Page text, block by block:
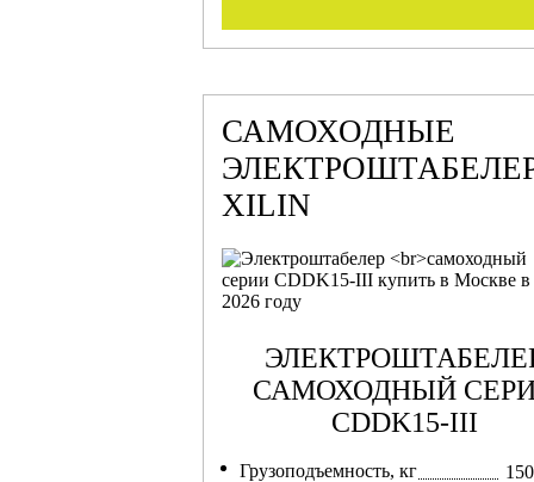
САМОХОДНЫЕ
XILIN
САМОХОДНЫЙ
CDDK15-III
Грузоподъемность, кг